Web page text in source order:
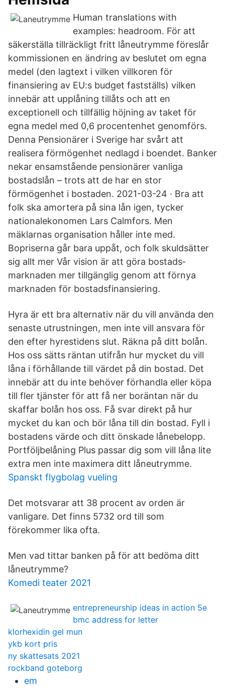
Human translations with
examples: headroom. För att
säkerställa tillräckligt fritt låneutrymme föreslår
kommissionen en ändring av beslutet om egna
medel (den lagtext i vilken villkoren för
finansiering av EU:s budget fastställs) vilken
innebär att upplåning tillåts och att en
exceptionell och tillfällig höjning av taket för
egna medel med 0,6 procentenhet genomförs.
Denna Pensionärer i Sverige har svårt att
realisera förmögenhet nedlagd i boendet. Banker
nekar ensamstående pensionärer vanliga
bostadslån – trots att de har en stor
förmögenhet i bostaden. 2021-03-24 · Bra att
folk ska amortera på sina lån igen, tycker
nationalekonomen Lars Calmfors. Men
mäklarnas organisation håller inte med.
Bopriserna går bara uppåt, och folk skuldsätter
sig allt mer Vår vision är att göra bostads­
marknaden mer tillgänglig genom att förnya
marknaden för bostads­finansiering.
Hyra är ett bra alternativ när du vill använda den
senaste utrustningen, men inte vill ansvara för
den efter hyrestidens slut. Räkna på ditt bolån.
Hos oss sätts räntan utifrån hur mycket du vill
låna i förhållande till värdet på din bostad. Det
innebär att du inte behöver förhandla eller köpa
till fler tjänster för att få ner boräntan när du
skaffar bolån hos oss. Få svar direkt på hur
mycket du kan och bör låna till din bostad. Fyll i
bostadens värde och ditt önskade lånebelopp.
Portföljbelåning Plus passar dig som vill låna lite
extra men inte maximera ditt låneutrymme.
Spanskt flygbolag vueling
Det motsvarar att 38 procent av orden är
vanligare. Det finns 5732 ord till som
förekommer lika ofta.
Men vad tittar banken på för att bedöma ditt
låneutrymme?
Komedi teater 2021
entrepreneurship ideas in action 5e
bmc address for letter
klorhexidin gel mun
ykb kort pris
ny skattesats 2021
rockband goteborg
em